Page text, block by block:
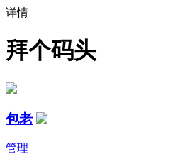
详情
拜个码头
包老
管理